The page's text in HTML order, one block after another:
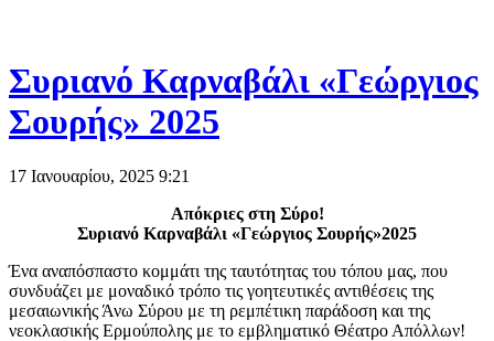
Συριανό Καρναβάλι «Γεώργιος
Σουρής» 2025
17 Ιανουαρίου, 2025 9:21
Απόκριες στη Σύρο!
Συριανό Καρναβάλι «Γεώργιος Σουρής»2025
Ένα αναπόσπαστο κομμάτι της ταυτότητας του τόπου μας, που
συνδυάζει με μοναδικό τρόπο τις γοητευτικές αντιθέσεις της
μεσαιωνικής Άνω Σύρου με τη ρεμπέτικη παράδοση και της
νεοκλασικής Ερμούπολης με το εμβληματικό Θέατρο Απόλλων!